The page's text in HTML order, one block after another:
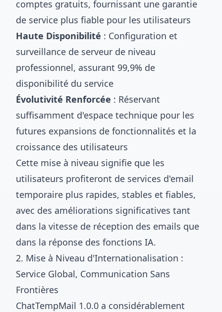
comptes gratuits, fournissant une garantie
de service plus fiable pour les utilisateurs
Haute Disponibilité : Configuration et
surveillance de serveur de niveau
professionnel, assurant 99,9% de
disponibilité du service
Évolutivité Renforcée : Réservant
suffisamment d'espace technique pour les
futures expansions de fonctionnalités et la
croissance des utilisateurs
Cette mise à niveau signifie que les
utilisateurs profiteront de services d'email
temporaire plus rapides, stables et fiables,
avec des améliorations significatives tant
dans la vitesse de réception des emails que
dans la réponse des fonctions IA.
2. Mise à Niveau d'Internationalisation :
Service Global, Communication Sans
Frontières
ChatTempMail 1.0.0 a considérablement